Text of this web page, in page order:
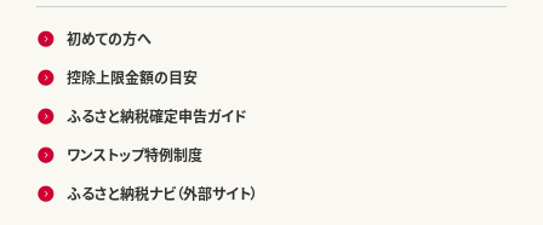
初めての方へ
控除上限金額の目安
ふるさと納税確定申告ガイド
ワンストップ特例制度
ふるさと納税ナビ（外部サイト）